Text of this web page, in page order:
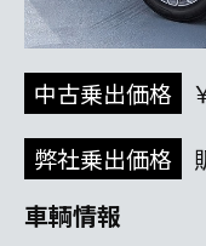
中古乗出価格
弊社乗出価格
車輌情報